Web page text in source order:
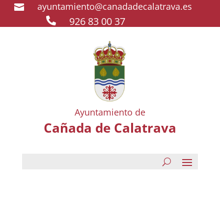
 ayuntamiento@canadadecalatrava.es
 926 83 00 37
Ayuntamiento de
Cañada de Calatrava